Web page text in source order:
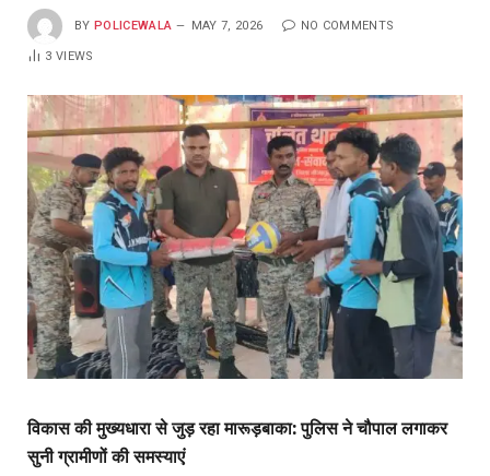
BY POLICEWALA MAY 7, 2026 NO COMMENTS
3VIEWS
विकास की मुख्यधारा से जुड़ रहा मारूड़बाका: पुलिस ने चौपाल लगाकर
सुनी ग्रामीणों की समस्याएं